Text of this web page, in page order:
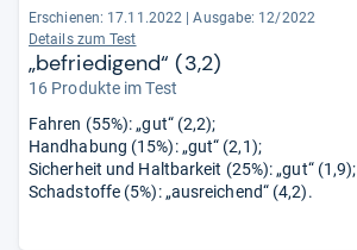
Erschienen: 17.11.2022 | Ausgabe: 12/2022
Details zum Test
„befriedigend“ (3,2)
16 Produkte im Test
Fahren (55%): „gut“ (2,2);
Handhabung (15%): „gut“ (2,1);
Sicherheit und Haltbarkeit (25%): „gut“ (1,9);
Schadstoffe (5%): „ausreichend“ (4,2).